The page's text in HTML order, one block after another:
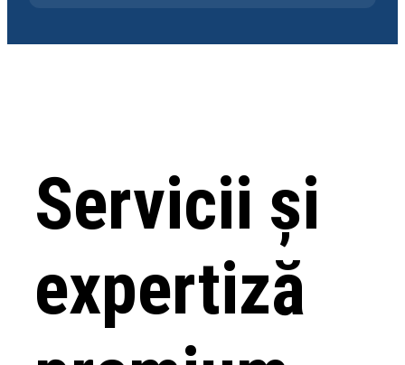
Servicii și
expertiză